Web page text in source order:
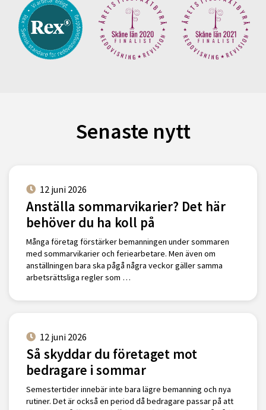
Senaste nytt
12 juni 2026
Anställa sommarvikarier? Det här
behöver du ha koll på
Många företag förstärker bemanningen under sommaren
med sommarvikarier och feriearbetare. Men även om
anställningen bara ska pågå några veckor gäller samma
arbetsrättsliga regler som …
12 juni 2026
Så skyddar du företaget mot
bedragare i sommar
Semestertider innebär inte bara lägre bemanning och nya
rutiner. Det är också en period då bedragare passar på att